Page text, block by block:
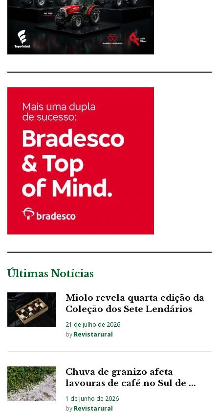
Últimas Notícias
Miolo revela quarta edição da
Coleção dos Sete Lendários
21 de julho de 2026
by Revistarural
Chuva de granizo afeta
lavouras de café no Sul de ...
1 de junho de 2026
by Revistarural